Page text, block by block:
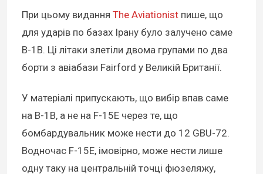
При цьому видання The Aviationist пише, що
для ударів по базах Ірану було залучено саме
B-1B. Ці літаки злетіли двома групами по два
борти з авіабази Fairford у Великій Британії.
У матеріалі припускають, що вибір впав саме
на B-1B, а не на F-15E через те, що
бомбардувальник може нести до 12 GBU-72.
Водночас F-15E, імовірно, може нести лише
одну таку на центральній точці фюзеляжу,